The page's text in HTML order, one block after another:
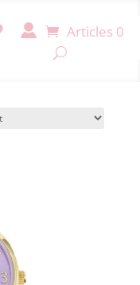
Articles 0